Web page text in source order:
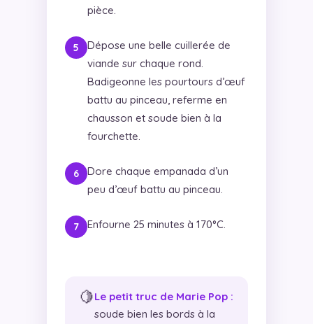
pièce.
Dépose une belle cuillerée de
viande sur chaque rond.
Badigeonne les pourtours d’œuf
battu au pinceau, referme en
chausson et soude bien à la
fourchette.
Dore chaque empanada d’un
peu d’œuf battu au pinceau.
Enfourne 25 minutes à 170°C.
🍋Le petit truc de Marie Pop :
soude bien les bords à la